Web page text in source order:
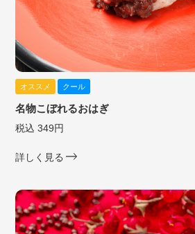
オススメ クール
名物こぼれるおはぎ
税込 349円
詳しく見る